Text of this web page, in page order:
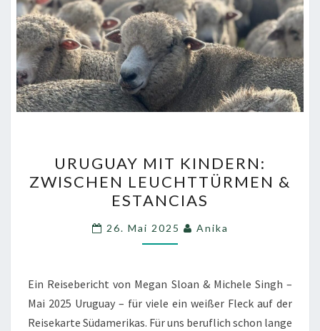
MIT
KINDERN:
ZWISCHEN
LEUCHTTÜRMEN
&
URUGUAY MIT KINDERN:
ZWISCHEN LEUCHTTÜRMEN &
ESTANCIAS
26. Mai 2025 Anika
Ein Reisebericht von Megan Sloan & Michele Singh –
Mai 2025 Uruguay – für viele ein weißer Fleck auf der
Reisekarte Südamerikas. Für uns beruflich schon lange